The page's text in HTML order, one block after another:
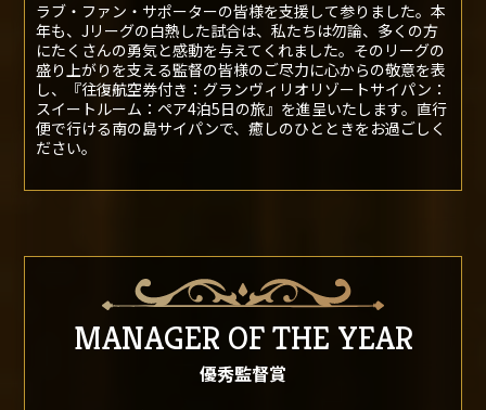
往復航空券付き：グランヴィリオリゾートサイパ
ン：スイートルーム：ペア4泊5日の旅
■ 賞品紹介
ルートインホテルズは、『応援します。がんばるすべての人
を』をコンセプトに、Ｊリーグトップパートナーとして、ク